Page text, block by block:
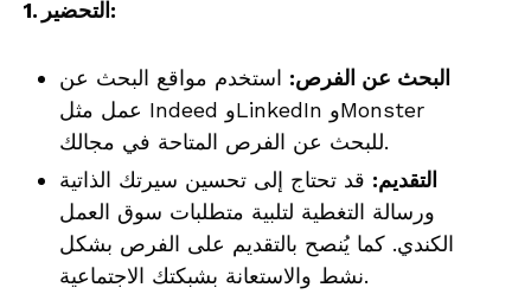
1. التحضير:
البحث عن الفرص: استخدم مواقع البحث عن
عمل مثل Indeed وLinkedIn وMonster
للبحث عن الفرص المتاحة في مجالك.
التقديم: قد تحتاج إلى تحسين سيرتك الذاتية
ورسالة التغطية لتلبية متطلبات سوق العمل
الكندي. كما يُنصح بالتقديم على الفرص بشكل
نشط والاستعانة بشبكتك الاجتماعية.